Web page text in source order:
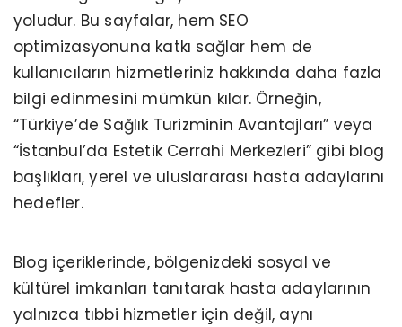
yoludur. Bu sayfalar, hem SEO
optimizasyonuna katkı sağlar hem de
kullanıcıların hizmetleriniz hakkında daha fazla
bilgi edinmesini mümkün kılar. Örneğin,
“Türkiye’de Sağlık Turizminin Avantajları” veya
“İstanbul’da Estetik Cerrahi Merkezleri” gibi blog
başlıkları, yerel ve uluslararası hasta adaylarını
hedefler.
Blog içeriklerinde, bölgenizdeki sosyal ve
kültürel imkanları tanıtarak hasta adaylarının
yalnızca tıbbi hizmetler için değil, aynı